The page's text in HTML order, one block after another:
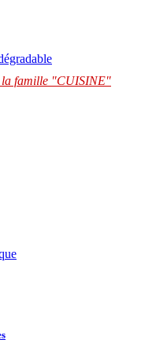
la famille "CUISINE"